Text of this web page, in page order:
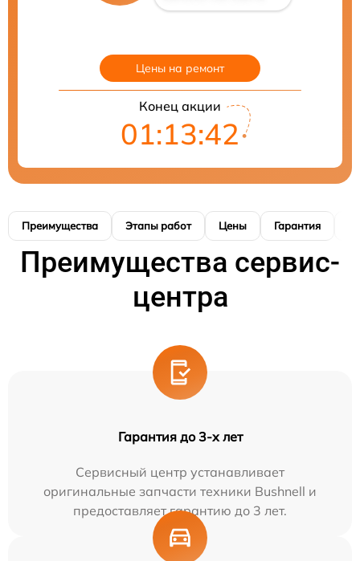
Цены на ремонт
Конец акции
01:13:41
Преимущества Этапы работ Цены Гарантия
Преимущества сервис-
центра
Гарантия до 3-х лет
Сервисный центр устанавливает
оригинальные запчасти техники Bushnell и
предоставляет гарантию до 3 лет.